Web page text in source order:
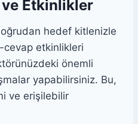
Etkinlikler
hedef kitlenizle
etkinlikleri
önemli
yapabilirsiniz. Bu,
ve erişilebilir